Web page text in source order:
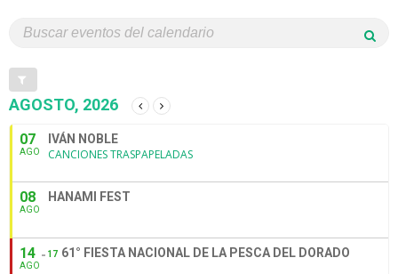
AGOSTO, 2026
07
AGO
IVÁN NOBLE
CANCIONES TRASPAPELADAS
08
AGO
HANAMI FEST
14
AGO
17 61° FIESTA NACIONAL DE LA PESCA DEL DORADO